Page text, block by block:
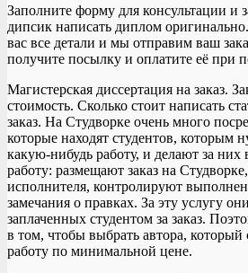
Заполните форму для консультации и
дипсик написать диплом
вас все детали и мы отправим ваш
получите посылку и оплатите её при
Магистерская диссертация на заказ.
стоимость. Сколько стоит написать
заказ. На Студворке очень много
которые находят студентов, которым
какую-нибудь работу, и делают за
работу: размещают заказ на
исполнителя, контролируют
замечания о правках. За эту услугу
заплаченных студентом за заказ.
в том, чтобы выбрать автора,
работу по минимальной цене.